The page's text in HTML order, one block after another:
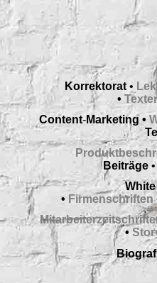
Korrektorat•
•
Content-Marketing •
Beiträge •
White
• Firmenschriften
•